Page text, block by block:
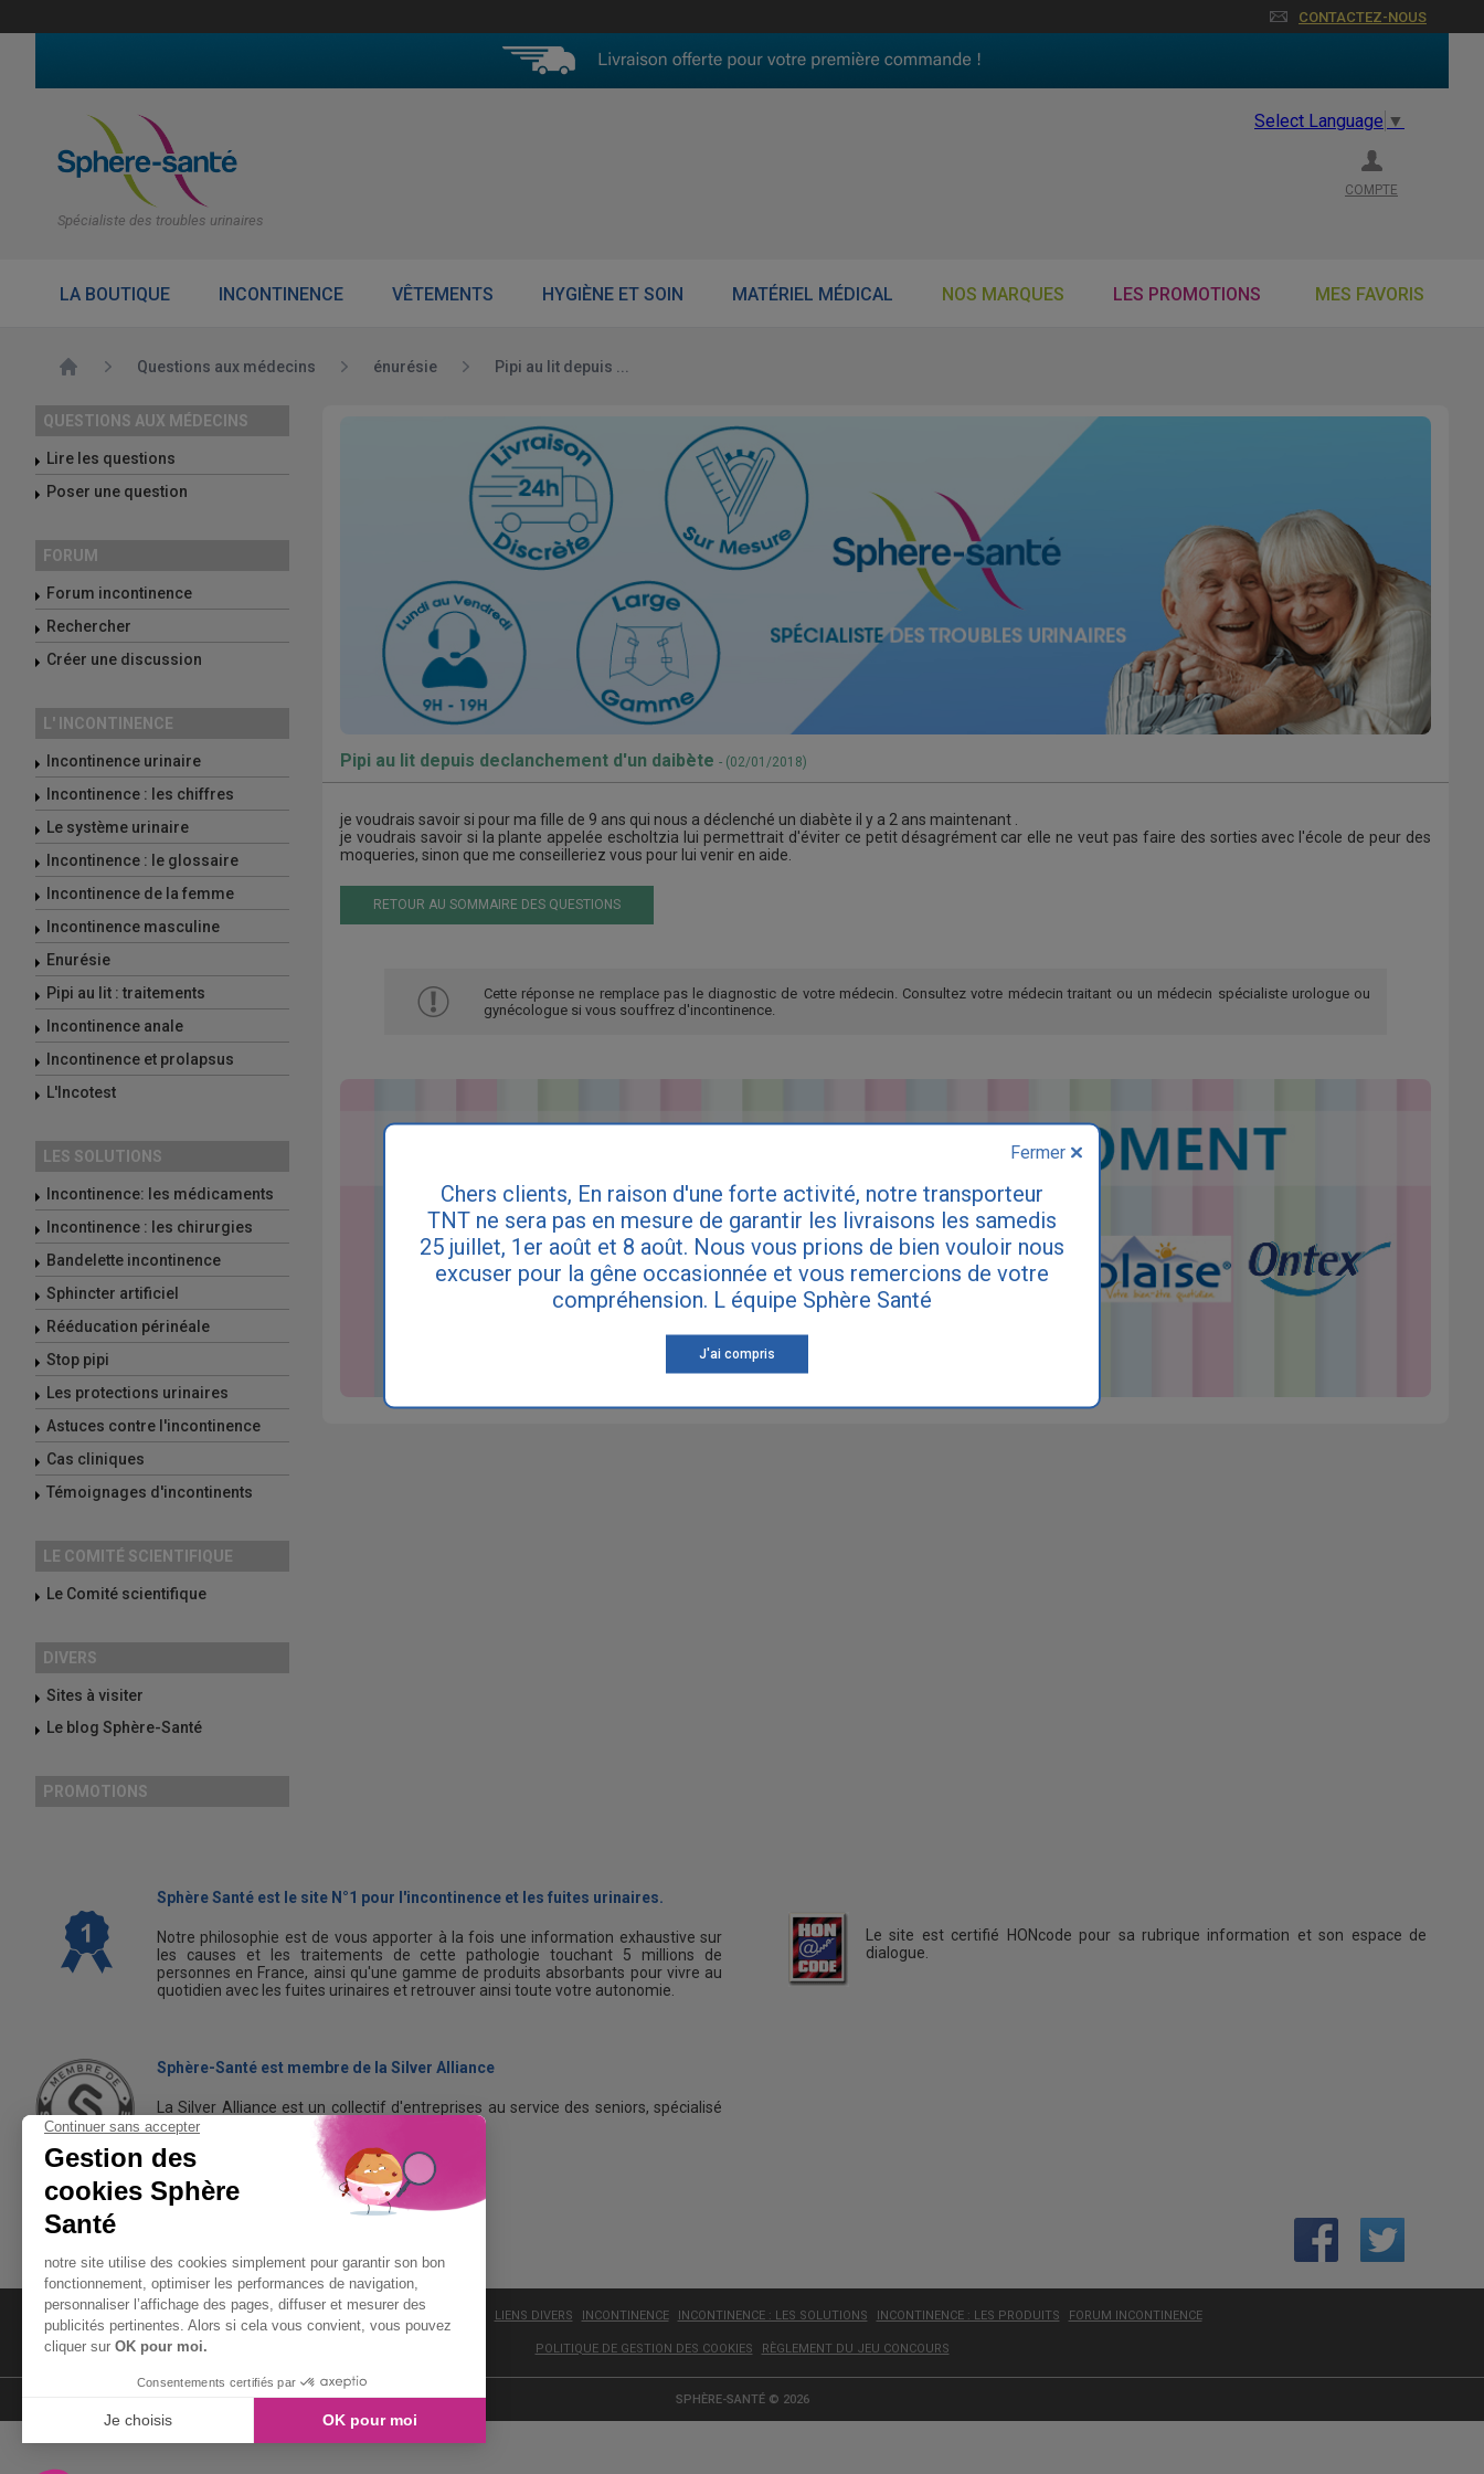
CONTACTEZ-NOUS
Spécialiste des troubles urinaires
Select Language ▼
COMPTE
LA BOUTIQUE INCONTINENCE VÊTEMENTS HYGIÈNE ET SOIN MATÉRIEL MÉDICAL NOS MARQUES LES PROMOTIONS MES FAVORIS
Accueil Questions aux médecins énurésie Pipi au lit depuis ...
QUESTIONS AUX MÉDECINS
Lire les questions
Poser une question
FORUM
Forum incontinence
Rechercher
Créer une discussion
L' INCONTINENCE
Incontinence urinaire
Incontinence : les chiffres
Le système urinaire
Incontinence : le glossaire
Incontinence de la femme
Incontinence masculine
Enurésie
Pipi au lit : traitements
Incontinence anale
Incontinence et prolapsus
L'Incotest
LES SOLUTIONS
Incontinence: les médicaments
Incontinence : les chirurgies
Bandelette incontinence
Sphincter artificiel
Rééducation périnéale
Stop pipi
Les protections urinaires
Astuces contre l'incontinence
Cas cliniques
Témoignages d'incontinents
LE COMITÉ SCIENTIFIQUE
Le Comité scientifique
DIVERS
Sites à visiter
Le blog Sphère-Santé
PROMOTIONS
Pipi au lit depuis declanchement d'un daibète - (02/01/2018)
je voudrais savoir si pour ma fille de 9 ans qui nous a déclenché un diabète il y a 2 ans maintenant .
je voudrais savoir si la plante appelée escholtzia lui permettrait d'éviter ce petit désagrément car elle ne veut pas faire des sorties avec l'école de peur des
moqueries, sinon que me conseilleriez vous pour lui venir en aide.
RETOUR AU SOMMAIRE DES QUESTIONS
Cette réponse ne remplace pas le diagnostic de votre médecin. Consultez votre médecin traitant ou un médecin spécialiste urologue ou
gynécologue si vous souffrez d'incontinence.
Sphère Santé est le site N°1 pour l'incontinence et les fuites urinaires.
Notre philosophie est de vous apporter à la fois une information exhaustive sur
les causes et les traitements de cette pathologie touchant 5 millions de
personnes en France, ainsi qu'une gamme de produits absorbants pour vivre au
quotidien avec les fuites urinaires et retrouver ainsi toute votre autonomie.
Le site est certifié HONcode pour sa rubrique information et son espace de
dialogue.
Sphère-Santé est membre de la Silver Alliance
La Silver Alliance est un collectif d'entreprises au service des seniors, spécialisé
dans le bien vieillir à domicile.
Découvrez la Silver Alliance
LIENS DIVERS INCONTINENCE INCONTINENCE : LES SOLUTIONS INCONTINENCE : LES PRODUITS FORUM INCONTINENCE
POLITIQUE DE GESTION DES COOKIES RÈGLEMENT DU JEU CONCOURS
SPHÈRE-SANTÉ © 2026
Chers clients, En raison d'une forte activité, notre transporteur
TNT ne sera pas en mesure de garantir les livraisons les samedis
25 juillet, 1er août et 8 août. Nous vous prions de bien vouloir nous
excuser pour la gêne occasionnée et vous remercions de votre
compréhension. L équipe Sphère Santé
J'ai compris
Fermer